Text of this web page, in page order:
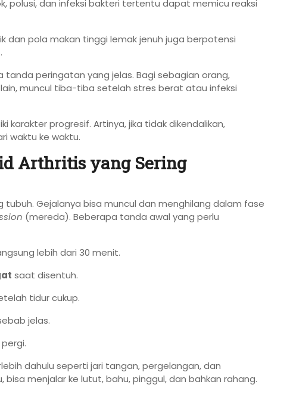
polusi, dan infeksi bakteri tertentu dapat memicu reaksi
dan pola makan tinggi lemak jenuh juga berpotensi
tanda peringatan yang jelas. Bagi sebagian orang,
muncul tiba-tiba setelah stres berat atau infeksi
karakter progresif. Artinya, jika tidak dikendalikan,
waktu ke waktu.
Arthritis yang Sering
tubuh. Gejalanya bisa muncul dan menghilang dalam fase
(mereda). Beberapa tanda awal yang perlu
lebih dari 30 menit.
saat disentuh.
tidur cukup.
jelas.
dahulu seperti jari tangan, pergelangan, dan
bisa menjalar ke lutut, bahu, pinggul, dan bahkan rahang.